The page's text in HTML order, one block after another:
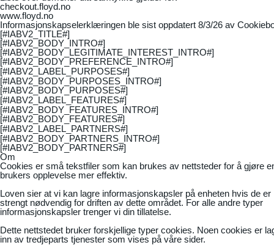
checkout.floyd.no
www.floyd.no
Informasjonskapselerklæringen ble sist oppdatert 8/3/26 av
[#IABV2_TITLE#]
[#IABV2_BODY_INTRO#]
[#IABV2_BODY_LEGITIMATE_INTEREST_INTRO#]
[#IABV2_BODY_PREFERENCE_INTRO#]
[#IABV2_LABEL_PURPOSES#]
[#IABV2_BODY_PURPOSES_INTRO#]
[#IABV2_BODY_PURPOSES#]
[#IABV2_LABEL_FEATURES#]
[#IABV2_BODY_FEATURES_INTRO#]
[#IABV2_BODY_FEATURES#]
[#IABV2_LABEL_PARTNERS#]
[#IABV2_BODY_PARTNERS_INTRO#]
[#IABV2_BODY_PARTNERS#]
Om
Cookies er små tekstfiler som kan brukes av nettsteder for å gjøre
brukers opplevelse mer effektiv.
Loven sier at vi kan lagre informasjonskapsler på enheten hvis de er
strengt nødvendig for driften av dette området. For alle andre typer
informasjonskapsler trenger vi din tillatelse.
Dette nettstedet bruker forskjellige typer cookies. Noen cookies er
inn av tredjeparts tjenester som vises på våre sider.